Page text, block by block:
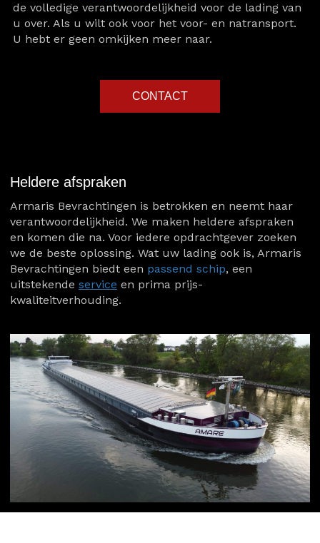
de volledige verantwoordelijkheid voor de lading van
u over. Als u wilt ook voor het voor- en natransport.
U hebt er geen omkijken meer naar.
CONTACT
Heldere afspraken
Armaris Bevrachtingen is betrokken en neemt haar
verantwoordelijkheid. We maken heldere afspraken
en komen die na. Voor iedere opdrachtgever zoeken
we de beste oplossing. Wat uw lading ook is, Armaris
Bevrachtingen biedt een passend schip, een
uitstekende service en prima prijs-
kwaliteitverhouding.